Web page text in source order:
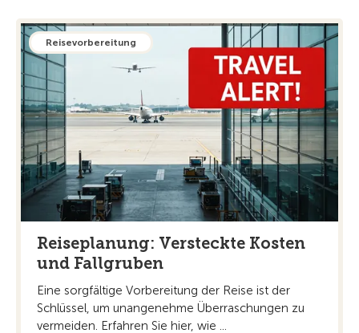
Reisevorbereitung
Reiseplanung: Versteckte Kosten
und Fallgruben
Eine sorgfältige Vorbereitung der Reise ist der
Schlüssel, um unangenehme Überraschungen zu
vermeiden. Erfahren Sie hier, wie ...